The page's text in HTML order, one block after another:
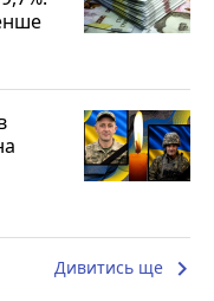
Дивитись ще keyboard_arrow_right